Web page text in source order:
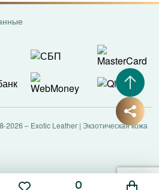
– Exotic Leather | Экзотическая кожа